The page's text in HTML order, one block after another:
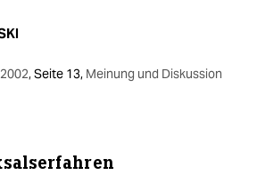
,Seite 13, Meinung und Diskussion